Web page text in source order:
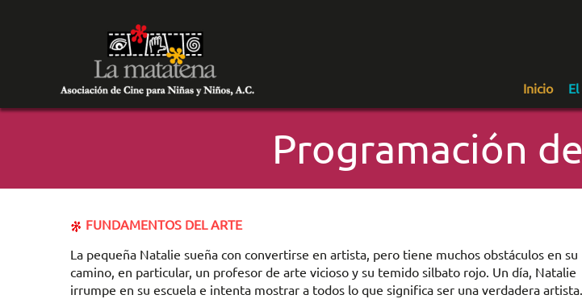
Inicio
Programación
FUNDAMENTOS DEL ARTE
La pequeña Natalie sueña con convertirse en artista, pero tiene muchos obstáculos en su
camino, en particular, un profesor de arte vicioso y su temido silbato rojo. Un día, Natalie
irrumpe en su escuela e intenta mostrar a todos lo que significa ser una verdadera artista.